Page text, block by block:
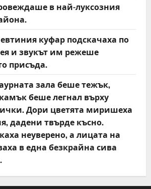
в най-луксозния
куфар подскачаха по
и звукът им режеше
присъда.
зала беше тежък,
беше легнал върху
Дори цветята миришеха
дадени твърде късно.
неуверено, а лицата на
в една безкрайна сива